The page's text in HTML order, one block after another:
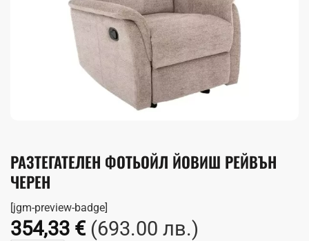
РАЗТЕГАТЕЛЕН ФОТЬОЙЛ ЙОВИШ РЕЙВЪН
ЧЕРЕН
[jgm-preview-badge]
354,33 € (693.00 лв.)